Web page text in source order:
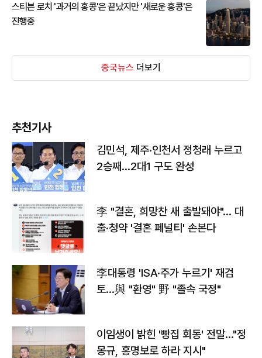
스티븐 로치 '과거의 홍콩'은 끝났지만 '새로운 홍콩'은
진행중
중국뉴스 더보기
추천기사
김민석, 제주·인천서 정청래 누르고
2승째…2대1 구도 완성
李 "결혼, 희망찬 새 출발돼야"… 대
출·청약 '결혼 페널티' 손본다
李대통령 'ISA·주가 누르기' 재검
토…與 "환영" 野 "졸속 국정"
이임생이 밝힌 '빵집 회동' 전말…"정
몽규, 홍명보로 하라 지시"